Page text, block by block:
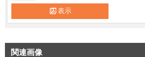
表示
関連画像